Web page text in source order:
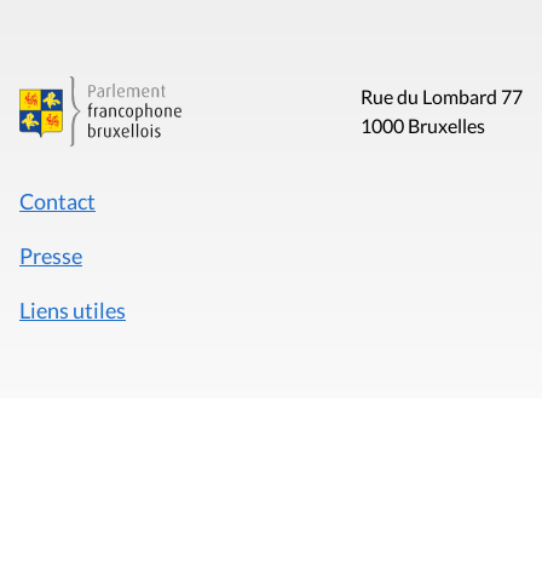
Rue du Lombard 77
1000 Bruxelles
Contact
Presse
Liens utiles